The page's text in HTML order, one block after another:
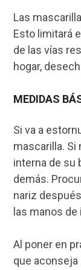
Las
Esto limitará
de las vías
hogar,
MEDIDAS
Si va a
mascarilla. Si
interna de su
demás.
nariz
las manos
Al poner en
que aconseja